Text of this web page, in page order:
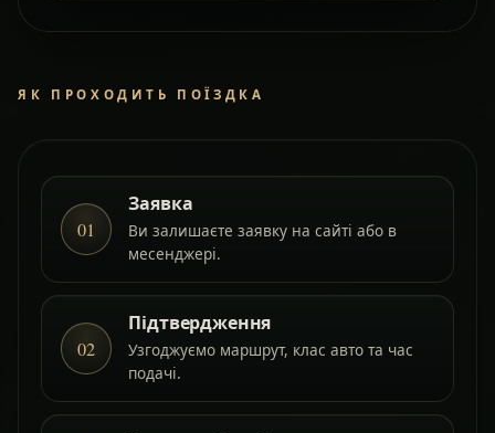
ЯК ПРОХОДИТЬ ПОЇЗДКА
01
Заявка
Ви залишаєте заявку на сайті або в
месенджері.
02
Підтвердження
Узгоджуємо маршрут, клас авто та час
подачі.